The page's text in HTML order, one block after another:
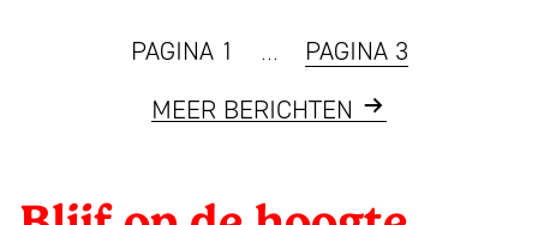
Berichten
paginering
PAGINA 1 …
PAGINA 3
MEER BERICHTEN